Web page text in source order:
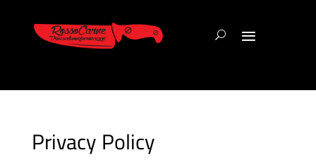
Privacy Policy